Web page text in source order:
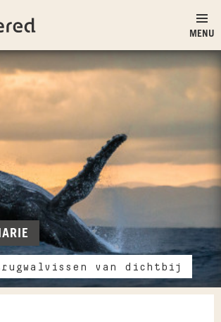
MENU
van dichtbij